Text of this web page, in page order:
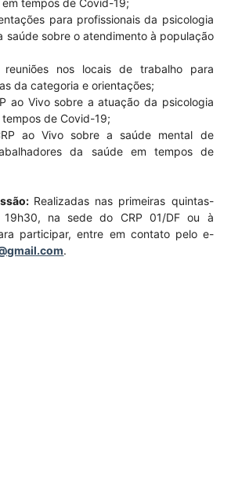
tempos de Covid-19;
para profissionais da psicologia
saúde sobre o atendimento à população
nos locais de trabalho para
da categoria e orientações;
ao Vivo sobre a atuação da psicologia
de Covid-19;
ao Vivo sobre a saúde mental de
da saúde em tempos de
Realizadas nas primeiras quintas-
na sede do CRP 01/DF ou à
participar, entre em contato pelo e-
.